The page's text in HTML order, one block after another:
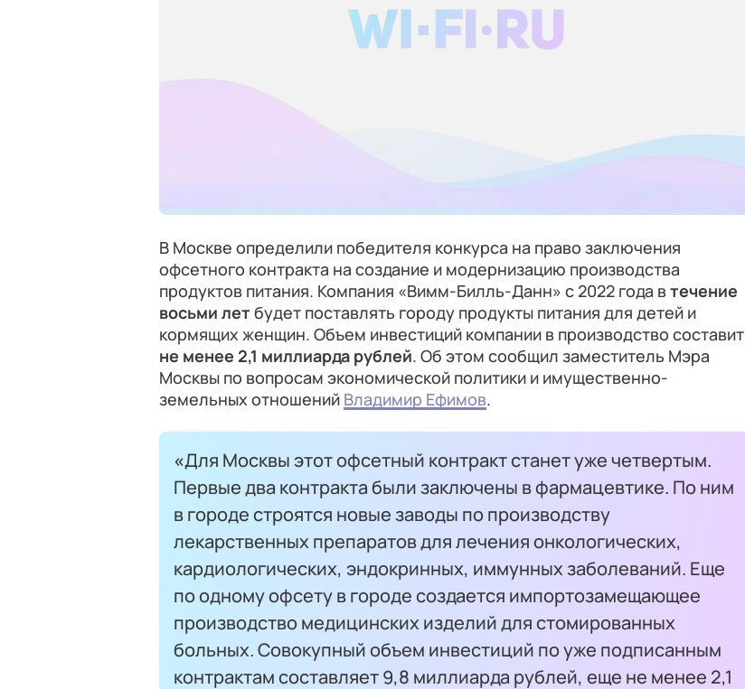
В Москве определили победителя конкурса на право заключения
офсетного контракта на создание и модернизацию производства
продуктов питания. Компания «Вимм-Билль-Данн» с 2022 года втечение
восьми лет будет поставлять городу продукты питания для детей и
кормящих женщин. Объем инвестиций компании в производство составит
не менее 2,1 миллиарда рублей. Об этом сообщил заместитель Мэра
Москвы по вопросам экономической политики и имущественно-
земельных отношений Владимир Ефимов.
«Для Москвы этот офсетный контракт станет уже четвертым.
Первые два контракта были заключены в фармацевтике. По ним
в городе строятся новые заводы по производству
лекарственных препаратов для лечения онкологических,
кардиологических, эндокринных, иммунных заболеваний. Еще
по одному офсету в городе создается импортозамещающее
производство медицинских изделий для стомированных
больных. Совокупный объем инвестиций по уже подписанным
контрактам составляет 9,8 миллиарда рублей, еще не менее 2,1